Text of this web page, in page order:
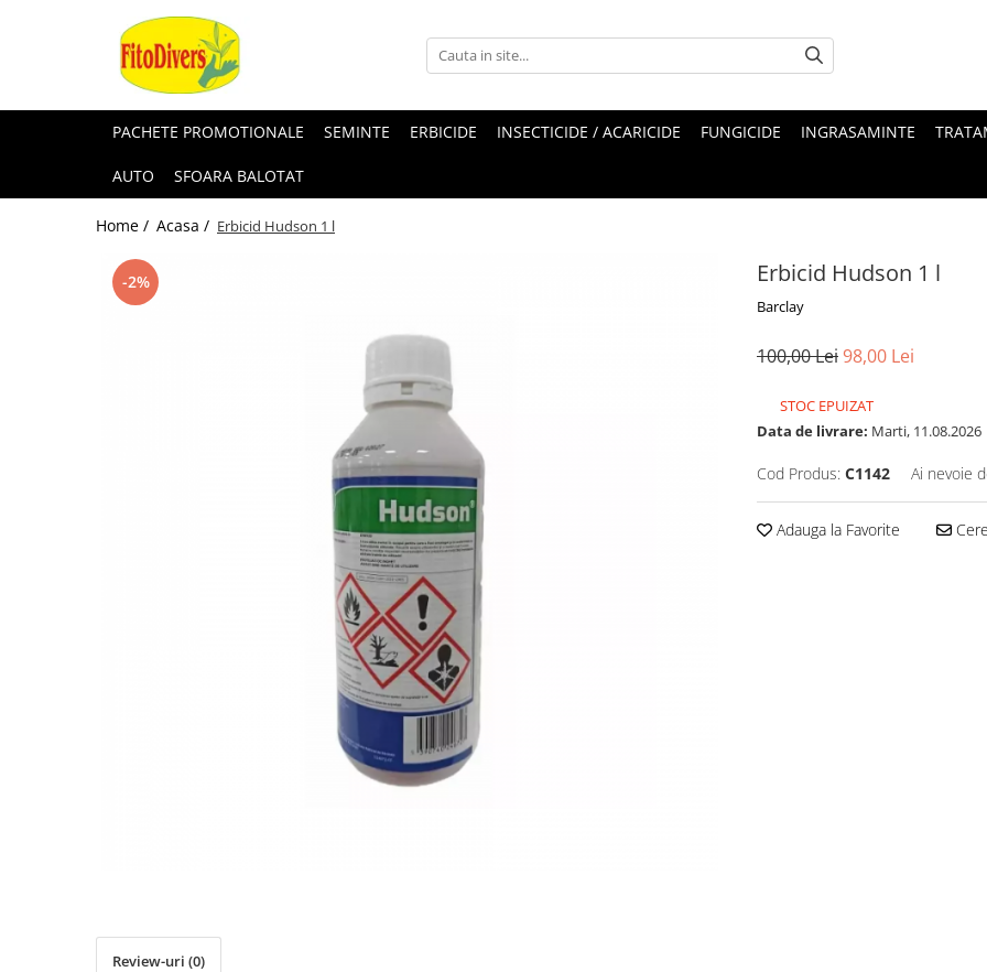
PACHETE PROMOTIONALE SEMINTE ERBICIDE INSECTICIDE / ACARICIDE FUNGICIDE INGRASAMINTE
AUTO SFOARA BALOTAT
Home / Acasa / Erbicid Hudson 1 l
Erbicid Hudson 1 l
Barclay
-2%
100,00 Lei98,00 Lei
STOC EPUIZAT
Data de livrare: Marti, 11.08.2026
Cod Produs: C1142 Ai nevoie
Adauga la Favorite
Review-uri (0)